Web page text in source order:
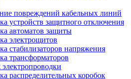
повреждений кабельных линий
устройств защитного отключения
автоматов защиты
электрощитов
стабилизаторов напряжения
трансформаторов
распределительных коробок